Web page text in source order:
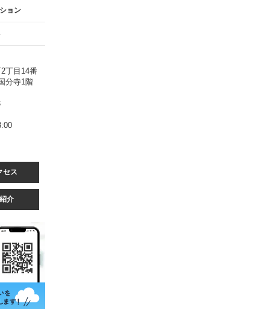
ョン
丁目14番
分寺1階
セス
介